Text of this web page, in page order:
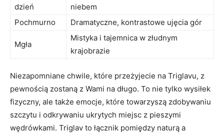
dzień
niebem
Pochmurno
Dramatyczne, kontrastowe ujęcia gór
Mgła
Mistyka i tajemnica w złudnym
krajobrazie
Niezapomniane chwile, ⁤które przeżyjecie na Triglavu, z
pewnością​ zostaną z Wami na⁣ długo. To nie tylko wysiłek
fizyczny, ale także emocje, które towarzyszą ⁤zdobywaniu
szczytu i odkrywaniu ukrytych miejsc z pieszymi
wędrówkami. Triglav to łącznik pomiędzy naturą a